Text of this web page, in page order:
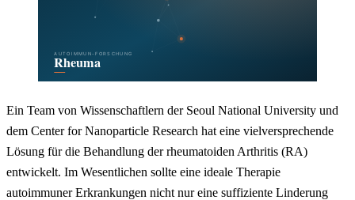
Ein Team von Wissenschaftlern der Seoul National University und
dem Center for Nanoparticle Research hat eine vielversprechende
Lösung für die Behandlung der rheumatoiden Arthritis (RA)
entwickelt. Im Wesentlichen sollte eine ideale Therapie
autoimmuner Erkrankungen nicht nur eine suffiziente Linderung